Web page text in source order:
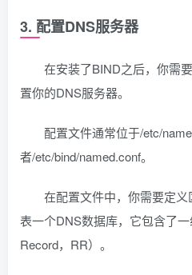
3. 配置DNS服务器
在安装了BIND之后，你需
置你的DNS服务器。
配置文件通常位于/etc/
者/etc/bind/named.conf。
在配置文件中，你需要定
表一个DNS数据库，它包含了
Record，RR）。